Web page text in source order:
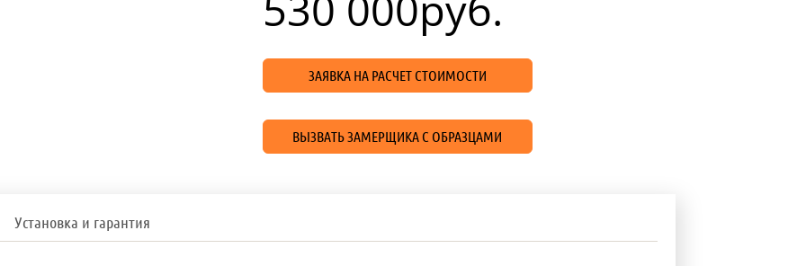
ЗАЯВКА НА РАСЧЕТ СТОИМОСТИ
ВЫЗВАТЬ ЗАМЕРЩИКА С ОБРАЗЦАМИ
Установка и гарантия